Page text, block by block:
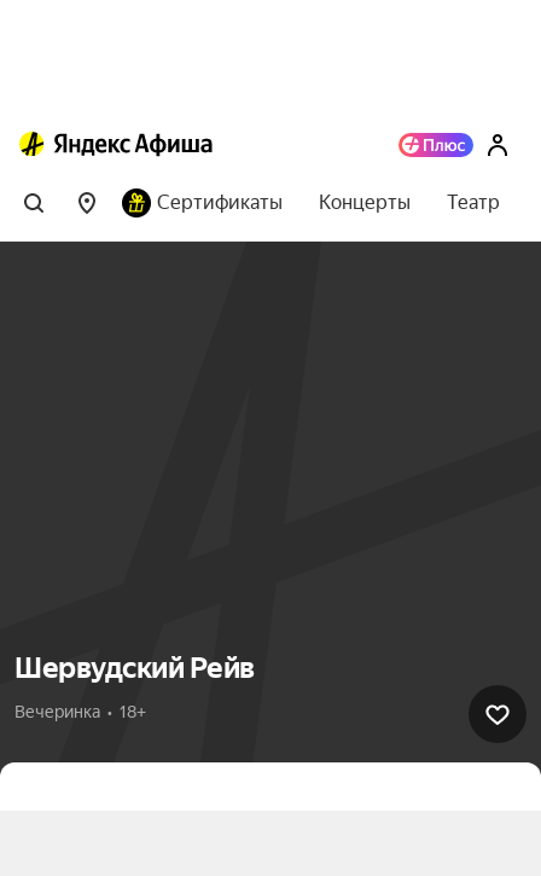
Сертификаты Концерты Театр
Шервудский Рейв
Вечеринка  •  18+